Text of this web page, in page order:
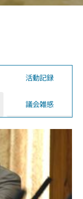
活動記録
議会雑感